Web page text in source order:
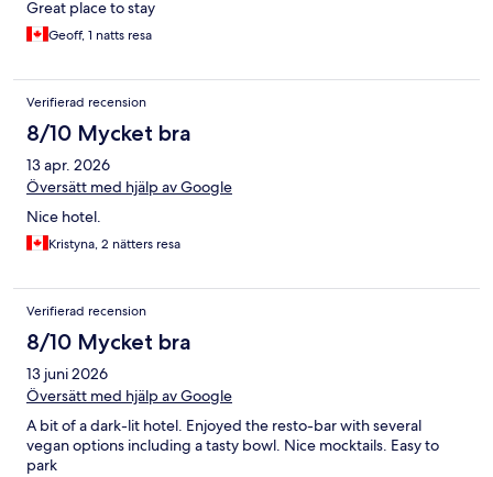
Great place to stay
Geoff, 1 natts resa
Verifierad recension
8/10 Mycket bra
13 apr. 2026
Översätt med hjälp av Google
Nice hotel.
Kristyna, 2 nätters resa
Verifierad recension
8/10 Mycket bra
13 juni 2026
Översätt med hjälp av Google
A bit of a dark-lit hotel. Enjoyed the resto-bar with several
vegan options including a tasty bowl. Nice mocktails. Easy to
park